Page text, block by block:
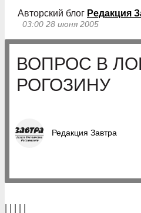
Авторский блог Редакция
03:00 28 июня 2005
ВОПРОС В
РОГОЗИНУ
Редакция Завтра